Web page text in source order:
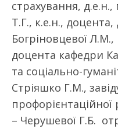
страхування,
Т.Г., к.е.н.,
Богріновцевої
доцента кафедри
та соціально-
Стріяшко Г.М.,
– Черушевої Г.Б.